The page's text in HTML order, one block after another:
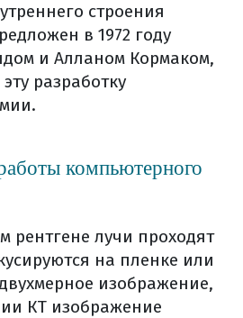
строения
в 1972 году
и Алланом Кормаком,
разработку
компьютерного
рентгене лучи проходят
на пленке или
изображение,
КТ изображение